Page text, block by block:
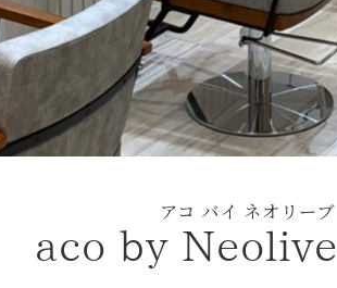
アコ バイ ネオリーブ
aco by Neolive